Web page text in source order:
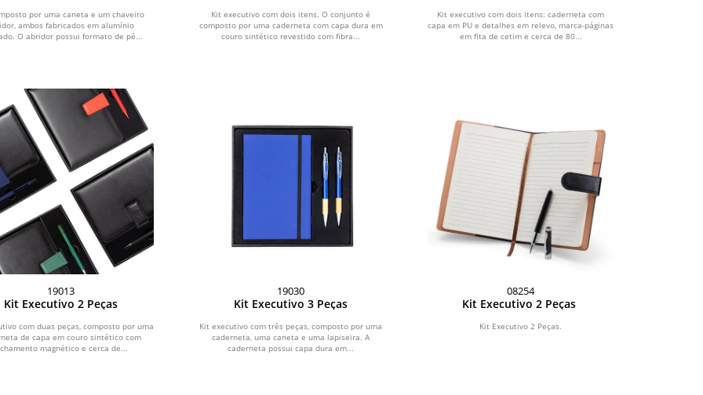
por uma caneta e um chaveiro
ambos fabricados em alumínio
O abridor possui formato de pé...
Kit executivo com dois itens. O conjunto é
composto por uma caderneta com capa dura em
couro sintético revestido com fibra...
Kit executivo com dois itens: caderneta com
capa em PU e detalhes em relevo, marca-páginas
em fita de cetim e cerca de 80...
19013
Kit Executivo 2 Peças
com duas peças, composto por uma
de capa em couro sintético com
magnético e cerca de...
19030
Kit Executivo 3 Peças
Kit executivo com três peças, composto por uma
caderneta, uma caneta e uma lapiseira. A
caderneta possui capa dura em...
08254
Kit Executivo 2 Peças
Kit Executivo 2 Peças.